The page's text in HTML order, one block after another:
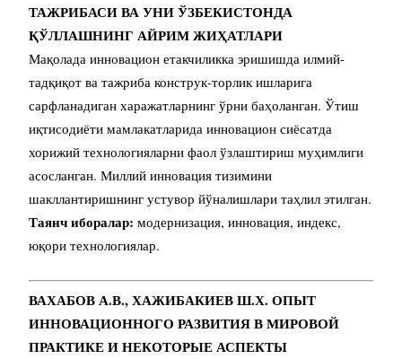
ТАЖРИБАСИ ВА УНИ ЎЗБЕКИСТОНДА
ҚЎЛЛАШНИНГ АЙРИМ ЖИҲАТЛАРИ
Мақолада инновацион етакчиликка эришишда илмий-
тадқиқот ва тажриба конструк-торлик ишларига
сарфланадиган харажатларнинг ўрни баҳоланган. Ўтиш
иқтисодиёти мамлакатларида инновацион сиёсатда
хорижий технологияларни фаол ўзлаштириш муҳимлиги
асосланган. Миллий инновация тизимини
шакллантиришнинг устувор йўналишлари таҳлил этилган.
Таянч иборалар: модернизация, инновация, индекс,
юқори технологиялар.
ВАХАБОВ А.В., ХАЖИБАКИЕВ Ш.Х. ОПЫТ
ИННОВАЦИОННОГО РАЗВИТИЯВ МИРОВОЙ
ПРАКТИКЕ И НЕКОТОРЫЕ АСПЕКТЫ